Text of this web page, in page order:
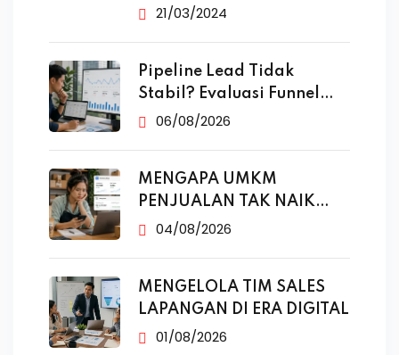
21/03/2024
Pipeline Lead Tidak
Stabil? Evaluasi Funnel
Marketing
06/08/2026
MENGAPA UMKM
PENJUALAN TAK NAIK
MESKI SUDAH
04/08/2026
MENGELOLA TIM SALES
LAPANGAN DI ERA DIGITAL
01/08/2026